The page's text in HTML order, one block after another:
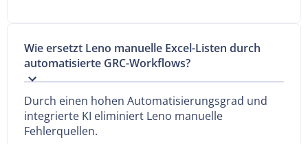
Wie ersetzt Leno manuelle Excel-Listen durch
automatisierte GRC-Workflows?
Durch einen hohen Automatisierungsgrad und
integrierte KI eliminiert Leno manuelle
Fehlerquellen.